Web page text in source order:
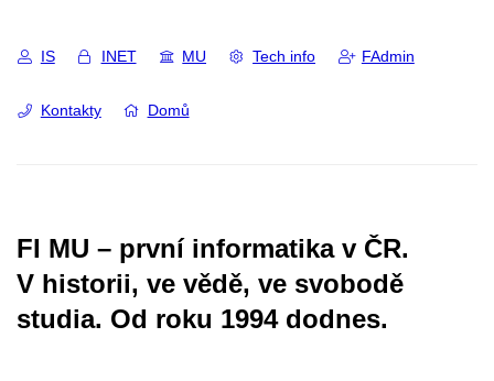
IS INET MU Tech info FAdmin
Kontakty Domů
FI MU – první informatika v ČR.
V historii, ve vědě, ve svobodě
studia. Od roku 1994 dodnes.